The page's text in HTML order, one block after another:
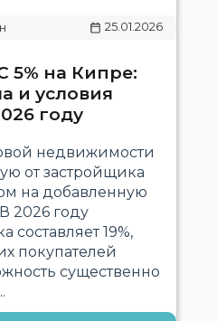
25.01.2026
5% на Кипре:
и условия
году
недвижимости
от застройщика
на добавленную
2026 году
составляет 19%,
покупателей
существенно